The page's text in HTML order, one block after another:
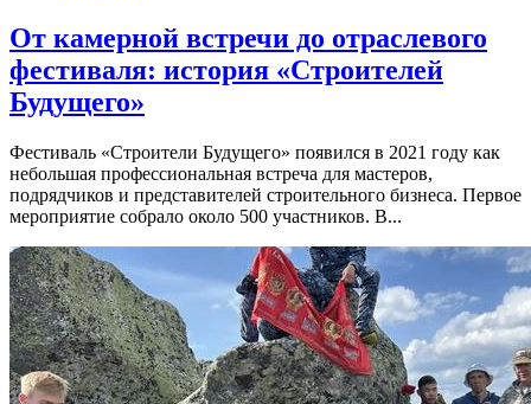
От камерной встречи до отраслевого
фестиваля: история «Строителей
Будущего»
Фестиваль «Строители Будущего» появился в 2021 году как
небольшая профессиональная встреча для мастеров,
подрядчиков и представителей строительного бизнеса. Первое
мероприятие собрало около 500 участников. В...